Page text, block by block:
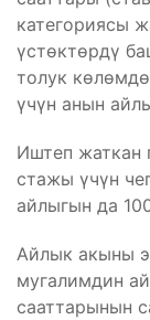
категориясы
үстөктөрдү
толук
үчүн анын
Иштеп жаткан
стажы үчүн
айлыгын да
Айлык акыны
мугалимдин
сааттарынын